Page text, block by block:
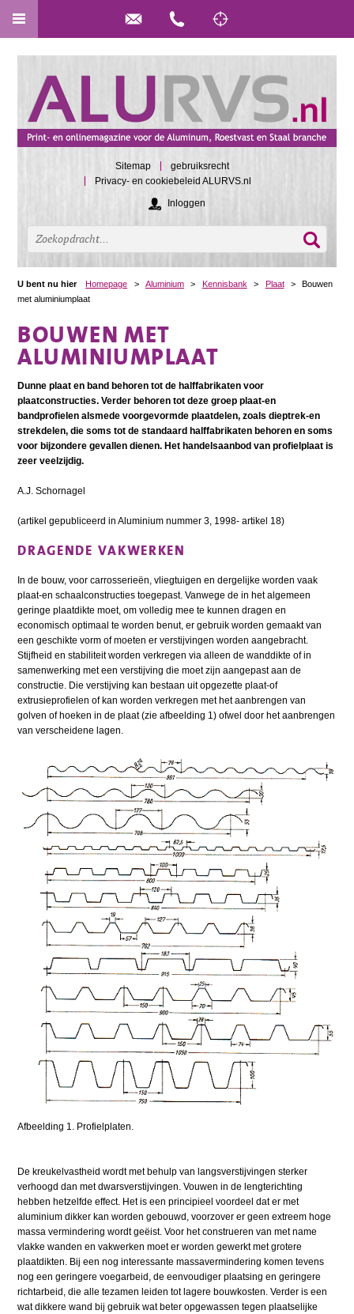
Sitemap
gebruiksrecht
Privacy- en cookiebeleid ALURVS.nl
Inloggen
U bent nu hier Homepage > Aluminium > Kennisbank > Plaat >
Bouwen
met aluminiumplaat
BOUWEN MET
ALUMINIUMPLAAT
Dunne plaat en band behoren tot de halffabrikaten voor
plaatconstructies. Verder behoren tot deze groep plaat-en
bandprofielen alsmede voorgevormde plaatdelen, zoals dieptrek-en
strekdelen, die soms tot de standaard halffabrikaten behoren en soms
voor bijzondere gevallen dienen. Het handelsaanbod van profielplaat is
zeer veelzijdig.
A.J. Schornagel
(artikel gepubliceerd in Aluminium nummer 3, 1998- artikel 18)
DRAGENDE VAKWERKEN
In de bouw, voor carrosserieën, vliegtuigen en dergelijke worden vaak
plaat-en schaalconstructies toegepast. Vanwege de in het algemeen
geringe plaatdikte moet, om volledig mee te kunnen dragen en
economisch optimaal te worden benut, er gebruik worden gemaakt van
een geschikte vorm of moeten er verstijvingen worden aangebracht.
Stijfheid en stabiliteit worden verkregen via alleen de wanddikte of in
samenwerking met een verstijving die moet zijn aangepast aan de
constructie. Die verstijving kan bestaan uit opgezette plaat-of
extrusieprofielen of kan worden verkregen met het aanbrengen van
golven of hoeken in de plaat (zie afbeelding 1) ofwel door het aanbrengen
van verscheidene lagen.
Afbeelding 1. Profielplaten.
De kreukelvastheid wordt met behulp van langsverstijvingen sterker
verhoogd dan met dwarsverstijvingen. Vouwen in de lengterichting
hebben hetzelfde effect. Het is een principieel voordeel dat er met
aluminium dikker kan worden gebouwd, voorzover er geen extreem hoge
massa vermindering wordt geëist. Voor het construeren van met name
vlakke wanden en vakwerken moet er worden gewerkt met grotere
plaatdikten. Bij een nog interessante massavermindering komen tevens
nog een geringere voegarbeid, de eenvoudiger plaatsing en geringere
richtarbeid, die alle tezamen leiden tot lagere bouwkosten. Verder is een
wat dikkere wand bij gebruik wat beter opgewassen tegen plaatselijke